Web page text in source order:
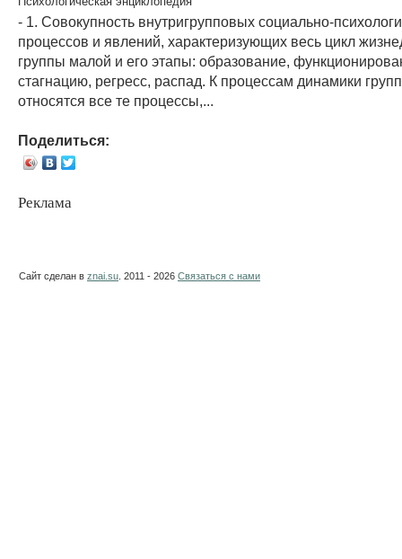
- 1. Совокупность внутригрупповых социально-
процессов и явлений, характеризующих весь цикл
группы малой и его этапы: образование,
стагнацию, регресс, распад. К процессам динамики
относятся все те процессы,...
Поделиться:
Реклама
Сайт сделан в znai.su . 2011 - 2026 Связаться с нами